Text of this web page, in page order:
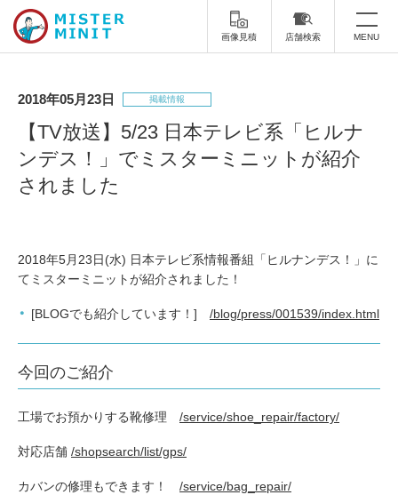
画像見積 店舗検索 MENU
ミスターミニットについて
修理サービス・料金
カバンの修理 時計修理・電池交換
傘修理 合鍵の作製
印鑑・はんこの作製
店舗を探す
オンライン修理見積もりサービス（配送修理）
2018年05月23日 掲載情報
【TV放送】5/23 日本テレビ系「ヒルナ
ンデス！」でミスターミニットが紹介
されました
2018年5月23日(水) 日本テレビ系情報番組「ヒルナンデス！」に
てミスターミニットが紹介されました！
[BLOGでも紹介しています！] /blog/press/001539/index.html
今回のご紹介
工場でお預かりする靴修理 /service/shoe_repair/factory/
対応店舗 /shopsearch/list/gps/
カバンの修理もできます！ /service/bag_repair/